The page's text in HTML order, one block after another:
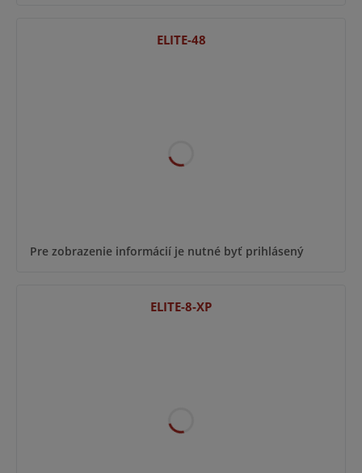
ELITE-48
Pre zobrazenie informácií je nutné byť prihlásený
ELITE-8-XP